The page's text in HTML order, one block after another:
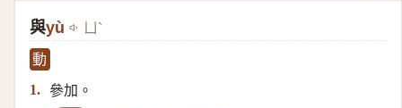
與yù ㄩˋ
動
1. 參加。